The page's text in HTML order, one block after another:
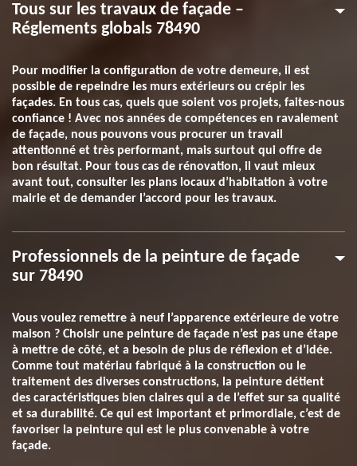
Tous sur les travaux de façade –
Réglements globals 78490
Pour modifier la configuration de votre demeure, il est
possible de repeindre les murs extérieurs ou crépir les
façades. En tous cas, quels que soient vos projets, faites-nous
confiance ! Avec nos années de compétences en ravalement
de façade, nous pouvons vous procurer un travail
attentionné et très performant, mais surtout qui offre de
bon résultat. Pour tous cas de rénovation, il vaut mieux
avant tout, consulter les plans locaux d’habitation à votre
mairie et de demander l’accord pour les travaux.
Professionnels de la peinture de façade
sur 78490
Vous voulez remettre à neuf l’apparence extérieure de votre
maison ? Choisir une peinture de façade n’est pas une étape
à mettre de côté, et a besoin de plus de réflexion et d’idée.
Comme tout matériau fabriqué à la construction ou le
traitement des diverses constructions, la peinture détient
des caractéristiques bien claires qui a de l’effet sur sa qualité
et sa durabilité. Ce qui est important et primordiale, c’est de
favoriser la peinture qui est le plus convenable à votre
façade.